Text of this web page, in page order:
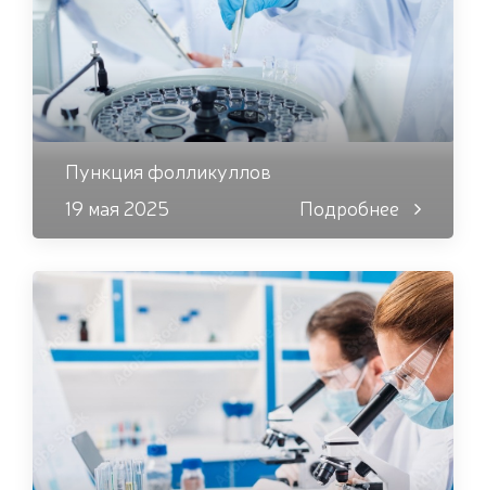
Пункция фолликуллов
19 мая 2025
Подробнее